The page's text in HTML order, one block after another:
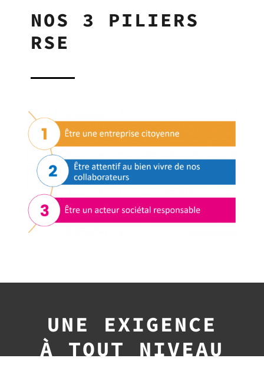
NOS 3 PILIERS
RSE
UNE EXIGENCE
À TOUT NIVEAU